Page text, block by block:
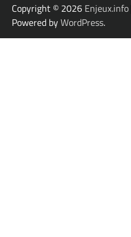
Copyright © 2026 Enjeux.info
Powered byWordPress.